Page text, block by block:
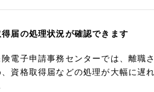
届の処理状況が確認できます
電子申請事務センターでは、離職
資格取得届などの処理が大幅に遅